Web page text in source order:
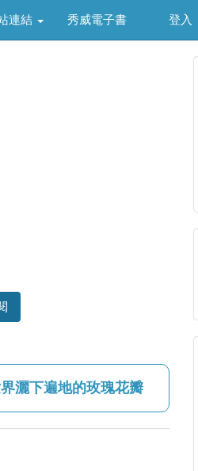
連結 秀威電子書 登入
灑下遍地的玫瑰花瓣